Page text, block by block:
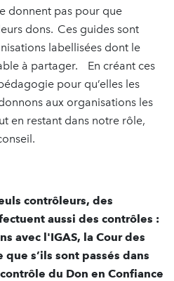
donnent pas pour que
dons. Ces guides sont
labellisées dont le
à partager. En créant ces
pour qu’elles les
aux organisations les
en restant dans notre rôle,
contrôleurs, des
aussi des contrôles :
avec l'IGAS, la Cour des
s’ils sont passés dans
du Don en Confiance